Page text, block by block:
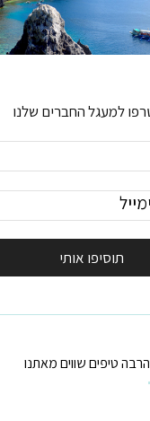
למעגל החברים שלנו
טיפים שווים מאתנו